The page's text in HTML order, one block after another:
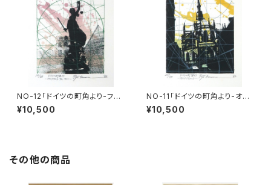
NO-12「ドイツの町角より-フラ
ンクフルト・アム・マイン-」 Fro
m a German City -Frankfurt
¥10,500
NO-11「ドイツの町角より-オス
ナブリュック-」 From a Germ
an City -Osnabrück-
¥10,500
その他の商品